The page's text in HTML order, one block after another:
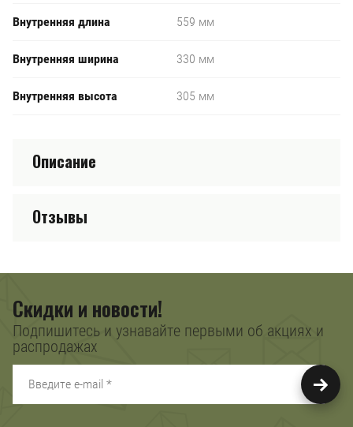
Внутренняя длина 559 мм
Внутренняя ширина 330 мм
Внутренняя высота 305 мм
Описание
Отзывы
Скидки и новости!
Подпишитесь и узнавайте первыми об акциях и
распродажах